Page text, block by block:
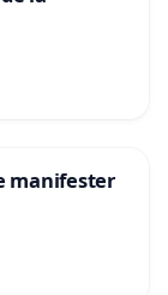
manifester